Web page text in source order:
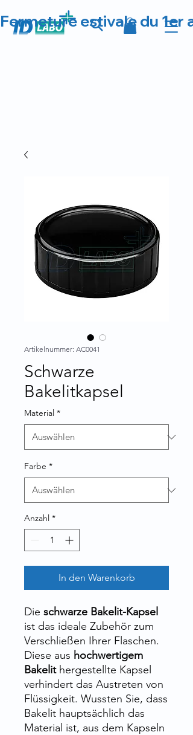
Fermeture estivale du 1er
Artikelnummer: AC0041
Schwarze
Bakelitkapsel
Material *
Farbe *
Anzahl *
In den Warenkorb
Die schwarze Bakelit-Kapsel
ist das ideale Zubehör zum
Verschließen Ihrer Flaschen.
Diese aus hochwertigem
Bakelithergestellte Kapsel
verhindert das Austreten von
Flüssigkeit. Wussten Sie, dass
Bakelit hauptsächlich das
Material ist, aus dem Kapseln